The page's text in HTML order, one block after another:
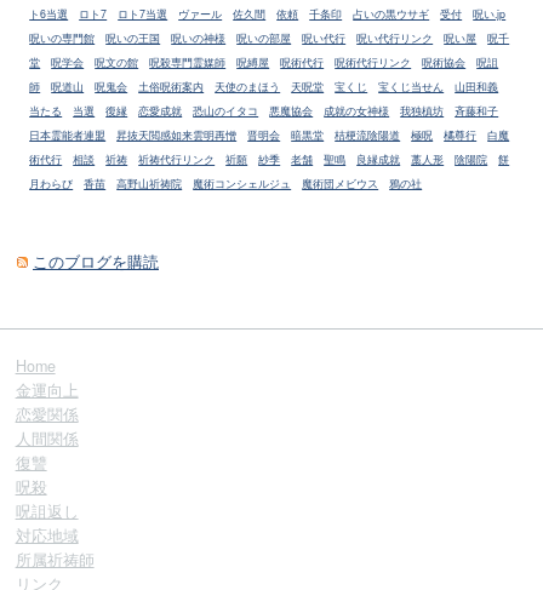
ト6当選
ロト7 ロト7当選 ヴァール 佐久間 依頼 千条印 占いの黒ウサギ 受付
呪い.jp
呪いの専門館
呪いの王国 呪いの神様 呪いの部屋 呪い代行 呪い代行リンク 呪い屋
呪千
堂
呪学会 呪文の館 呪殺専門霊媒師 呪縛屋 呪術代行 呪術代行リンク 呪術協会
呪詛
師
呪道山 呪鬼会 土俗呪術案内 天使のまほう 天呪堂 宝くじ 宝くじ当せん
山田和義
当たる
当選 復縁 恋愛成就 恐山のイタコ 悪魔協会 成就の女神様 我独槙坊
斉藤和子
日本霊能者連盟
昇抜天閲感如来雲明再憎 晋明会 暗黒堂 桔梗流陰陽道 極呪 橘尊行
白魔
術代行
相談 祈祷 祈祷代行リンク 祈願 紗季 老舗 聖鳴 良縁成就 藁人形 陰陽院
餅
月わらび
香苗 高野山祈祷院 魔術コンシェルジュ 魔術団メビウス 鴉の社
このブログを購読
Home
金運向上
恋愛関係
人間関係
復讐
呪殺
呪詛返し
対応地域
所属祈祷師
リンク